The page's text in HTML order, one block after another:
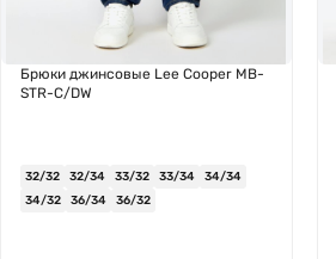
Брюки джинсовые Lee Cooper MB-
STR-C/DW
32/32 32/34 33/32 33/34
34/34
34/32
36/34 36/32